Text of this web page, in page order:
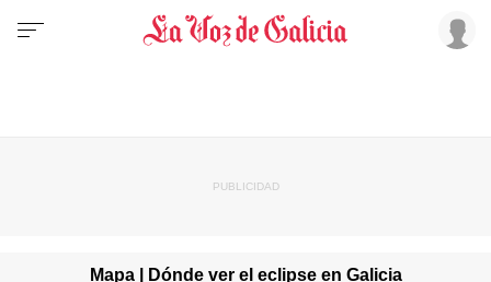
Mapa | Dónde ver el eclipse en Galicia